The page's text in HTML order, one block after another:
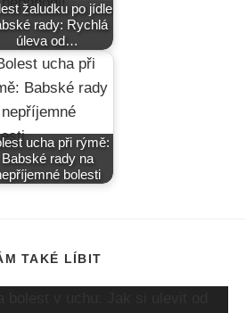
žaludku po jídle
rady: Rychlá
úleva od…
ucha při rýmě:
Babské rady na
bolesti
TAKÉ LÍBIT